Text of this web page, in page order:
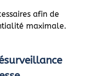
afin de
maximale.